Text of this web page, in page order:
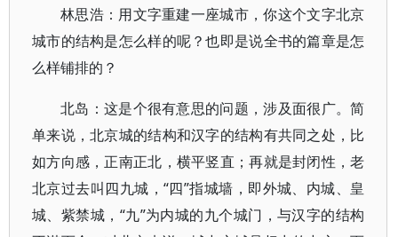
林思浩：用文字重建一座城市，你这个文字北京
城市的结构是怎么样的呢？也即是说全书的篇章是怎
么样铺排的？
北岛：这是个很有意思的问题，涉及面很广。简
单来说，北京城的结构和汉字的结构有共同之处，比
如方向感，正南正北，横平竖直；再就是封闭性，老
北京过去叫四九城，“四”指城墙，即外城、内城、皇
城、紫禁城，“九”为内城的九个城门，与汉字的结构